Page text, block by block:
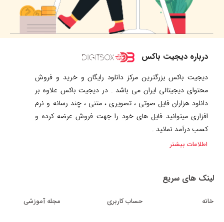
درباره دیجیت باکس
دیجیت باکس بزرگترین مرکز دانلود رایگان و خرید و فروش
محتوای دیجیتالی ایران می باشد . در دیجیت باکس علاوه بر
دانلود هزاران فایل صوتی ، تصویری ، متنی ، چند رسانه و نرم
افزاری میتوانید فایل های خود را جهت فروش عرضه کرده و
کسب درآمد نمائید .
اطلاعات بیشتر
لینک های سریع
خانه حساب کاربری مجله آموزشی